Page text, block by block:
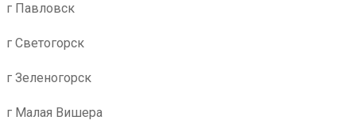
г Павловск
г Светогорск
г Зеленогорск
г Малая Вишера